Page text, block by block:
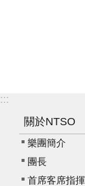
:::
關於NTSO
樂團簡介
團長
首席客席指揮